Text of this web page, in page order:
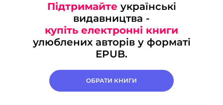
Підтримайте українські
видавництва -
купіть електронні книги
улюблених авторів у форматі
EPUB.
ОБРАТИ КНИГИ